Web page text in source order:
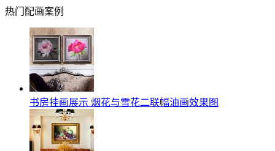
热门配画案例
书房挂画展示 烟花与雪花二联幅油画效果图